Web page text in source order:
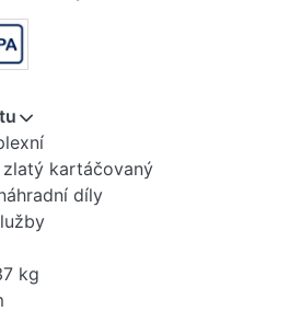
kartáčovaný
díly
kg